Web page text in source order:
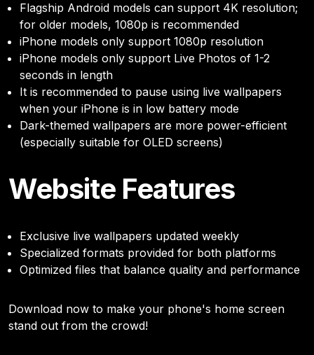
Flagship Android models can support 4K resolution;
for older models, 1080p is recommended
iPhone models only support 1080p resolution
iPhone models only support Live Photos of 1-2
seconds in length
It is recommended to pause using live wallpapers
when your iPhone is in low battery mode
Dark-themed wallpapers are more power-efficient
(especially suitable for OLED screens)
Website Features
Exclusive live wallpapers updated weekly
Specialized formats provided for both platforms
Optimized files that balance quality and performance
Download now to make your phone's home screen
stand out from the crowd!